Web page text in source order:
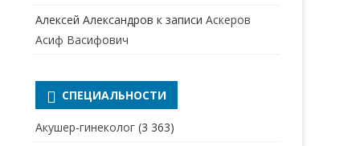
ПРОКТОЛОГ
РЕВМАТОЛОГ
РЕНТГЕНОЛОГ
Алексей Александров к записиАскеров
Асиф Васифович
СПЕЦИАЛЬНОСТИ
Акушер-гинеколог (3 363)